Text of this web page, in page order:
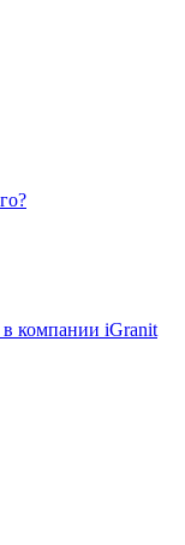
компании iGranit